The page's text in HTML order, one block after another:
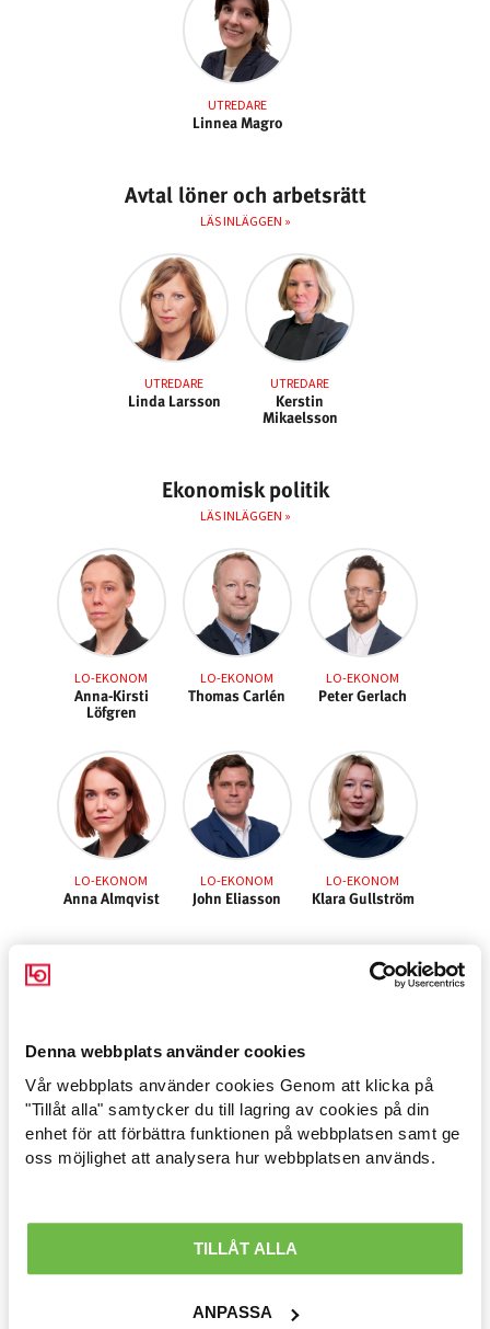
Denna webbplats använder cookies
Vår webbplats använder cookies Genom att klicka på
"Tillåt alla" samtycker du till lagring av cookies på din
enhet för att förbättra funktionen på webbplatsen samt ge
oss möjlighet att analysera hur webbplatsen används.
TILLÅT ALLA
ANPASSA
Arbetsmarknad »
Avtal löner & arbetsrätt »
Internationellt »
Välfärd »
UTREDARE
Linnea Magro
Avtal löner och arbetsrätt
LÄS INLÄGGEN »
UTREDARE
Linda Larsson
UTREDARE
Kerstin
Mikaelsson
Ekonomisk politik
LÄS INLÄGGEN »
LO-EKONOM
Anna-Kirsti
Löfgren
LO-EKONOM
Thomas Carlén
LO-EKONOM
Peter Gerlach
LO-EKONOM
Anna Almqvist
LO-EKONOM
John Eliasson
LO-EKONOM
Klara Gullström
OMBUDSMAN UTREDARE UTREDARE